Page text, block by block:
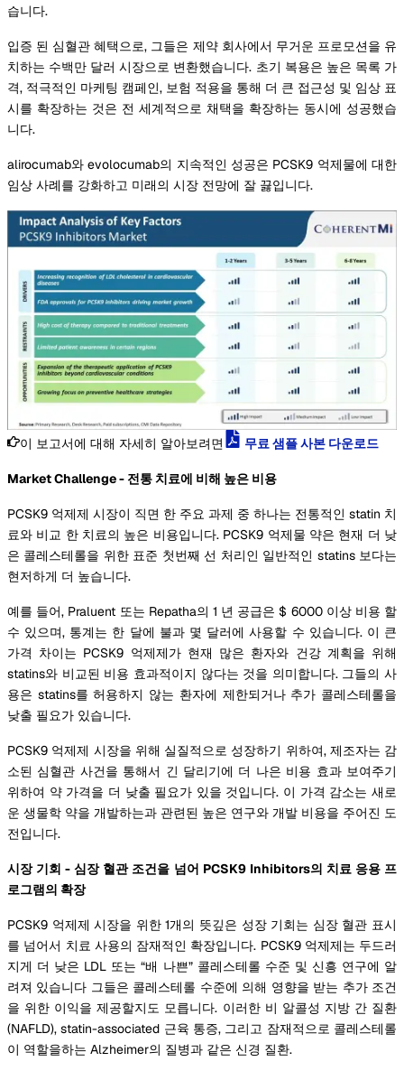
습니다.
입증 된 심혈관 혜택으로, 그들은 제약 회사에서 무거운 프로모션을 유
치하는 수백만 달러 시장으로 변환했습니다. 초기 복용은 높은 목록 가
격, 적극적인 마케팅 캠페인, 보험 적용을 통해 더 큰 접근성 및 임상 표
시를 확장하는 것은 전 세계적으로 채택을 확장하는 동시에 성공했습
니다.
alirocumab와 evolocumab의 지속적인 성공은 PCSK9 억제물에 대한
임상 사례를 강화하고 미래의 시장 전망에 잘 끓입니다.
이 보고서에 대해 자세히 알아보려면 무료 샘플 사본 다운로드
Market Challenge - 전통 치료에 비해 높은 비용
PCSK9 억제제 시장이 직면 한 주요 과제 중 하나는 전통적인 statin 치
료와 비교 한 치료의 높은 비용입니다. PCSK9 억제물 약은 현재 더 낮
은 콜레스테롤을 위한 표준 첫번째 선 처리인 일반적인 statins 보다는
현저하게 더 높습니다.
예를 들어, Praluent 또는 Repatha의 1 년 공급은 $ 6000 이상 비용 할
수 있으며, 통계는 한 달에 불과 몇 달러에 사용할 수 있습니다. 이 큰
가격 차이는 PCSK9 억제제가 현재 많은 환자와 건강 계획을 위해
statins와 비교된 비용 효과적이지 않다는 것을 의미합니다. 그들의 사
용은 statins를 허용하지 않는 환자에 제한되거나 추가 콜레스테롤을
낮출 필요가 있습니다.
PCSK9 억제제 시장을 위해 실질적으로 성장하기 위하여, 제조자는 감
소된 심혈관 사건을 통해서 긴 달리기에 더 나은 비용 효과 보여주기
위하여 약 가격을 더 낮출 필요가 있을 것입니다. 이 가격 감소는 새로
운 생물학 약을 개발하는과 관련된 높은 연구와 개발 비용을 주어진 도
전입니다.
시장 기회 - 심장 혈관 조건을 넘어 PCSK9 Inhibitors의 치료 응용 프
로그램의 확장
PCSK9 억제제 시장을 위한 1개의 뜻깊은 성장 기회는 심장 혈관 표시
를 넘어서 치료 사용의 잠재적인 확장입니다. PCSK9 억제제는 두드러
지게 더 낮은 LDL 또는 “배 나쁜” 콜레스테롤 수준 및 신흥 연구에 알
려져 있습니다 그들은 콜레스테롤 수준에 의해 영향을 받는 추가 조건
을 위한 이익을 제공할지도 모릅니다. 이러한 비 알콜성 지방 간 질환
(NAFLD), statin-associated 근육 통증, 그리고 잠재적으로 콜레스테롤
이 역할을하는 Alzheimer의 질병과 같은 신경 질환.